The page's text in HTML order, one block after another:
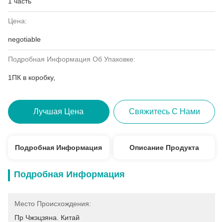
Цена:
negotiable
Подробная Информация Об Упаковке:
1ПК в коробку,
Лучшая Цена Свяжитесь С Нами
Подробная Информация Описание Продукта
Подробная Информация
Место Происхождения:
Пр Чжэцзяна. Китай